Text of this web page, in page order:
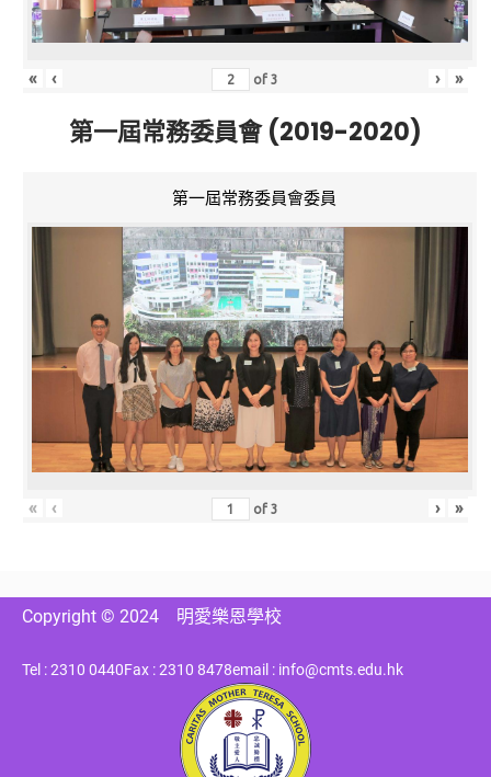
« ‹ of3 › »
第一屆常務委員會 (2019-2020)
第一屆常務委員會委員
« ‹ of3 › »
Copyright © 2024 明愛樂恩學校
Tel : 2310 0440Fax : 2310 8478email : info@cmts.edu.hk